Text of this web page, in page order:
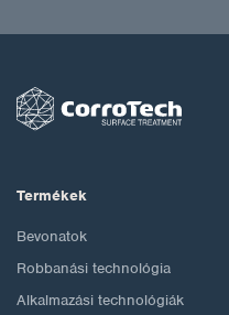
Termékek
Bevonatok
Robbanási technológia
Alkalmazási technológiák